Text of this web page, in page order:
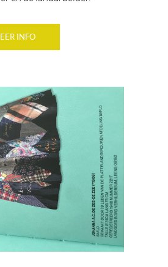
INFO